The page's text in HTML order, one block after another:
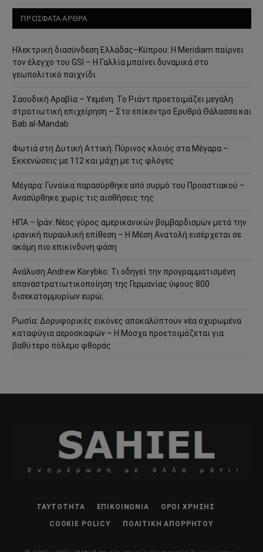
ΠΡΟΣΦΑΤΑ ΑΡΘΡΑ
Ηλεκτρική διασύνδεση Ελλάδας–Κύπρου: Η Meridiam παίρνει
τον έλεγχο του GSI – Η Γαλλία μπαίνει δυναμικά στο
γεωπολιτικό παιχνίδι
Σαουδική Αραβία – Υεμένη: Το Ριάντ προετοιμάζει μεγάλη
στρατιωτική επιχείρηση – Στο επίκεντρο Ερυθρά Θάλασσα και
Bab al-Mandab
Φωτιά στη Δυτική Αττική: Πύρινος κλοιός στα Μέγαρα –
Εκκενώσεις με 112 και μάχη με τις φλόγες
Μέγαρα: Γυναίκα παρασύρθηκε από συρμό του Προαστιακού –
Ανασύρθηκε χωρίς τις αισθήσεις της
ΗΠΑ – Ιράν: Νέος γύρος αμερικανικών βομβαρδισμών μετά την
ιρανική πυραυλική επίθεση – Η Μέση Ανατολή εισέρχεται σε
ακόμη πιο επικίνδυνη φάση
Ανάλυση Andrew Korybko: Τι οδηγεί την προγραμματισμένη
επαναστρατιωτικοποίηση της Γερμανίας ύψους 800
δισεκατομμυρίων ευρώ;
Ρωσία: Δορυφορικές εικόνες αποκαλύπτουν νέα οχυρωμένα
καταφύγια αεροσκαφών – Η Μόσχα προετοιμάζεται για
βαθύτερο πόλεμο φθοράς
ΤΑΥΤΌΤΗΤΑ ΕΠΙΚΟΙΝΩΝΊΑ ΌΡΟΙ ΧΡΉΣΗΣ
COOKIE POLICY ΠΟΛΙΤΙΚΉ ΑΠΟΡΡΉΤΟΥ